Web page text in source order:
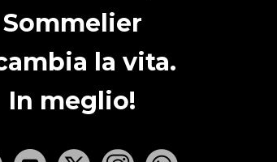
Sommelier
la vita.
In meglio!